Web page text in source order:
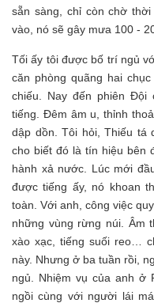
sẵn sàng, chỉ còn chờ
vào, nó sẽ gây mưa 100 -
Tối ấy tôi được bố trí ngủ
căn phòng quãng hai
chiếu. Nay đến phiên
tiếng. Đêm âm u, thỉnh
dập dồn. Tôi hỏi, Thiếu tá
cho biết đó là tín hiệu bên
hành xả nước. Lúc mới
được tiếng ấy, nó khoan
toàn. Với anh, công việc
những vùng rừng núi. Âm
xào xạc, tiếng suối reo…
này. Nhưng ở ba tuần rồi,
ngủ. Nhiệm vụ của anh ở
ngồi cùng với người lái